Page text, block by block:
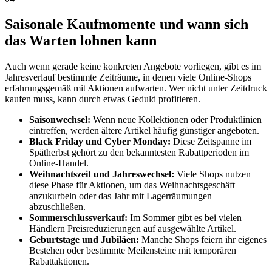
Saisonale Kaufmomente und wann sich
das Warten lohnen kann
Auch wenn gerade keine konkreten Angebote vorliegen, gibt es im
Jahresverlauf bestimmte Zeiträume, in denen viele Online-Shops
erfahrungsgemäß mit Aktionen aufwarten. Wer nicht unter Zeitdruck
kaufen muss, kann durch etwas Geduld profitieren.
Saisonwechsel: Wenn neue Kollektionen oder Produktlinien
eintreffen, werden ältere Artikel häufig günstiger angeboten.
Black Friday und Cyber Monday: Diese Zeitspanne im
Spätherbst gehört zu den bekanntesten Rabattperioden im
Online-Handel.
Weihnachtszeit und Jahreswechsel: Viele Shops nutzen
diese Phase für Aktionen, um das Weihnachtsgeschäft
anzukurbeln oder das Jahr mit Lagerräumungen
abzuschließen.
Sommerschlussverkauf: Im Sommer gibt es bei vielen
Händlern Preisreduzierungen auf ausgewählte Artikel.
Geburtstage und Jubiläen: Manche Shops feiern ihr eigenes
Bestehen oder bestimmte Meilensteine mit temporären
Rabattaktionen.